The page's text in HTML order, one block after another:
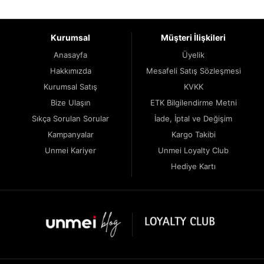
Kurumsal
Anasayfa
Hakkımızda
Kurumsal Satış
Bize Ulaşın
Sıkça Sorulan Sorular
Kampanyalar
Unmei Kariyer
Müşteri İlişkileri
Üyelik
Mesafeli Satış Sözleşmesi
KVKK
ETK Bilgilendirme Metni
İade, İptal ve Değişim
Kargo Takibi
Unmei Loyalty Club
Hediye Kartı